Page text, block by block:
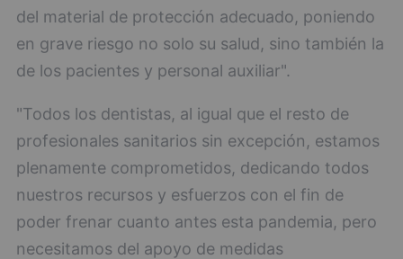
del material de protección adecuado, poniendo
en grave riesgo no solo su salud, sino también la
de los pacientes y personal auxiliar".
"Todos los dentistas, al igual que el resto de
profesionales sanitarios sin excepción, estamos
plenamente comprometidos, dedicando todos
nuestros recursos y esfuerzos con el fin de
poder frenar cuanto antes esta pandemia, pero
necesitamos del apoyo de medidas